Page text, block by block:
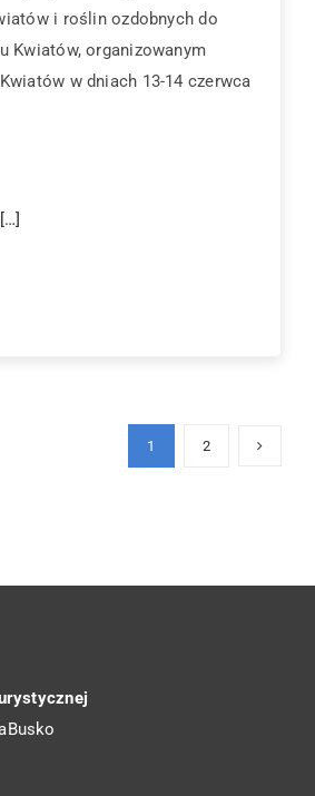
i roślin ozdobnych do
Kwiatów, organizowanym
w dniach 13-14 czerwca
[…]
1 2